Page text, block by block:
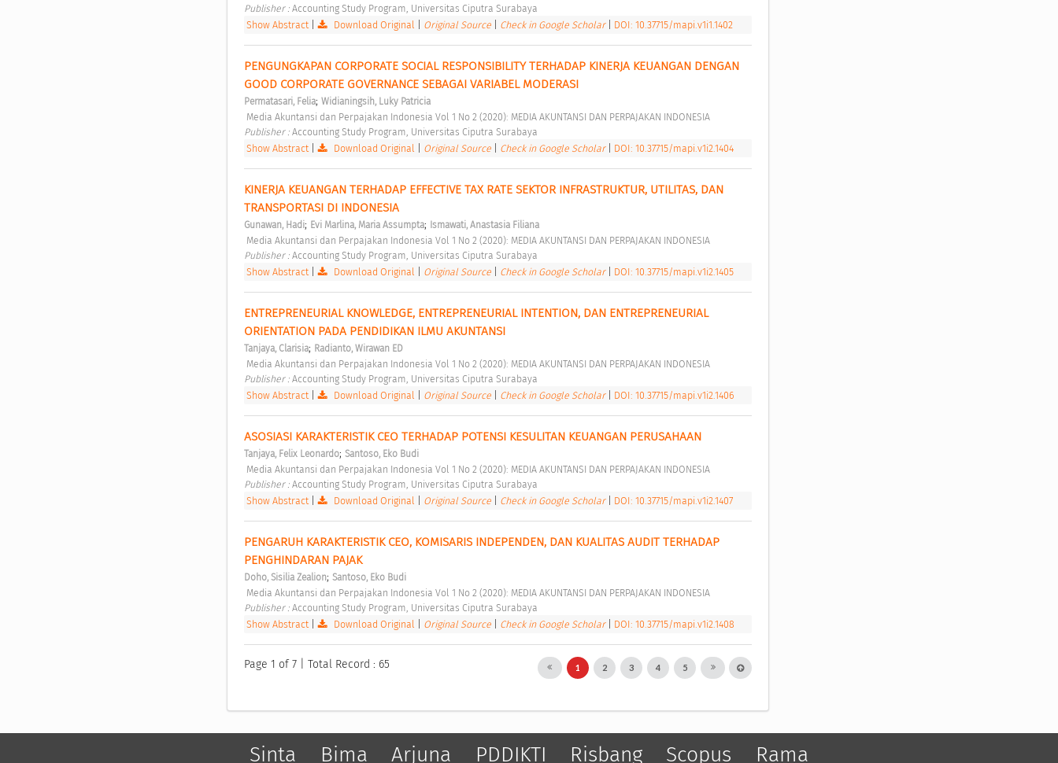
Publisher : Accounting Study Program, Universitas Ciputra Surabaya
Show Abstract| Download Original Original Source Check in Google Scholar DOI: 10.37715/mapi.v1i1.1402
PENGUNGKAPAN CORPORATE SOCIAL RESPONSIBILITY TERHADAP KINERJA KEUANGAN DENGAN
GOOD CORPORATE GOVERNANCE SEBAGAI VARIABEL MODERASI
Permatasari, Felia; Widianingsih, Luky Patricia
Media Akuntansi dan Perpajakan Indonesia Vol 1 No 2 (2020): MEDIA AKUNTANSI DAN PERPAJAKAN INDONESIA
Publisher : Accounting Study Program, Universitas Ciputra Surabaya
Show Abstract| Download Original Original Source Check in Google Scholar DOI: 10.37715/mapi.v1i2.1404
KINERJA KEUANGAN TERHADAP EFFECTIVE TAX RATE SEKTOR INFRASTRUKTUR, UTILITAS, DAN
TRANSPORTASI DI INDONESIA
Gunawan, Hadi; Evi Marlina, Maria Assumpta; Ismawati, Anastasia Filiana
Media Akuntansi dan Perpajakan Indonesia Vol 1 No 2 (2020): MEDIA AKUNTANSI DAN PERPAJAKAN INDONESIA
Publisher : Accounting Study Program, Universitas Ciputra Surabaya
Show Abstract| Download Original Original Source Check in Google Scholar DOI: 10.37715/mapi.v1i2.1405
ENTREPRENEURIAL KNOWLEDGE, ENTREPRENEURIAL INTENTION, DAN ENTREPRENEURIAL
ORIENTATION PADA PENDIDIKAN ILMU AKUNTANSI
Tanjaya, Clarisia; Radianto, Wirawan ED
Media Akuntansi dan Perpajakan Indonesia Vol 1 No 2 (2020): MEDIA AKUNTANSI DAN PERPAJAKAN INDONESIA
Publisher : Accounting Study Program, Universitas Ciputra Surabaya
Show Abstract| Download Original Original Source Check in Google Scholar DOI: 10.37715/mapi.v1i2.1406
ASOSIASI KARAKTERISTIK CEO TERHADAP POTENSI KESULITAN KEUANGAN PERUSAHAAN
Tanjaya, Felix Leonardo; Santoso, Eko Budi
Media Akuntansi dan Perpajakan Indonesia Vol 1 No 2 (2020): MEDIA AKUNTANSI DAN PERPAJAKAN INDONESIA
Publisher : Accounting Study Program, Universitas Ciputra Surabaya
Show Abstract| Download Original Original Source Check in Google Scholar DOI: 10.37715/mapi.v1i2.1407
PENGARUH KARAKTERISTIK CEO, KOMISARIS INDEPENDEN, DAN KUALITAS AUDIT TERHADAP
PENGHINDARAN PAJAK
Doho, Sisilia Zealion; Santoso, Eko Budi
Media Akuntansi dan Perpajakan Indonesia Vol 1 No 2 (2020): MEDIA AKUNTANSI DAN PERPAJAKAN INDONESIA
Publisher : Accounting Study Program, Universitas Ciputra Surabaya
Show Abstract| Download Original Original Source Check in Google Scholar DOI: 10.37715/mapi.v1i2.1408
Page 1 of 7 | Total Record : 65 1 2 3 4 5
Sinta Bima Arjuna PDDIKTI Risbang Scopus Rama